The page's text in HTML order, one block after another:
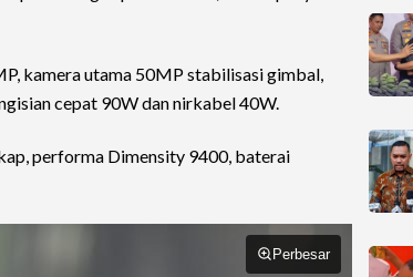
kamera utama 50MP stabilisasi gimbal,
cepat 90W dan nirkabel 40W.
performa Dimensity 9400, baterai
Perbesar